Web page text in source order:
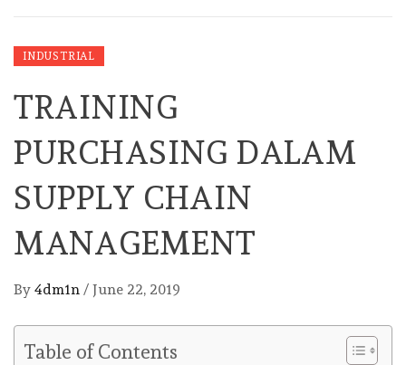
INDUSTRIAL
TRAINING
PURCHASING DALAM
SUPPLY CHAIN
MANAGEMENT
By 4dm1n / June 22, 2019
Table of Contents